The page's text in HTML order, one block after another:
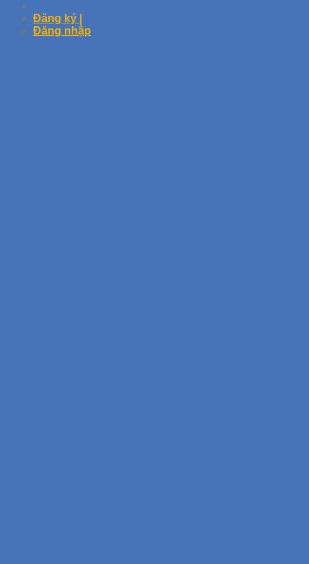
Đăng ký |
Đăng nhập